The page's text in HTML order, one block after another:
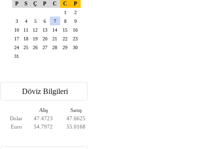
P S Ç P C C P
1
2
3
4 5 6 7 8
9
10
11 12 13 14 15
16
17
18 19 20 21 22
23
24
25 26 27 28 29
30
31
Döviz Bilgileri
Alış
Satış
Dolar
47.4723
47.6625
Euro
54.7972 55.0168